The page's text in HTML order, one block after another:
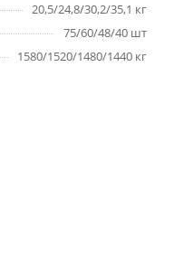
20,5/24,8/30,2/35,1 кг
75/60/48/40 шт
1580/1520/1480/1440 кг